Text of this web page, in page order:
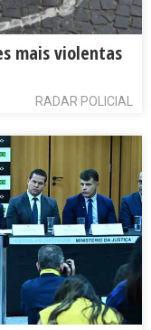
mais violentas
RADAR POLICIAL